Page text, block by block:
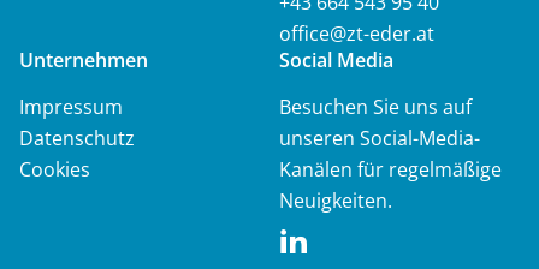
office@zt-eder.at
Unternehmen
Navigation
überspringen
Impressum
Datenschutz
Cookies
Social Media
Besuchen Sie uns auf
unseren Social-Media-
Kanälen für regelmäßige
Neuigkeiten.